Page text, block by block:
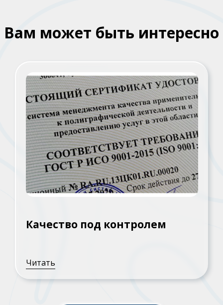
Вам может быть интересно
Качество под контролем
Читать